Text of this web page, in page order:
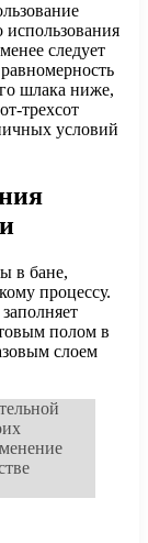
следует
шлака ниже,
трехсот
условий
в бане,
процессу.
полом в
слоем